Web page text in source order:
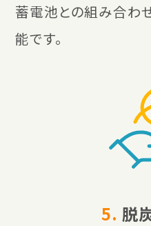
蓄電池との組み合わ
能です。
5. 脱